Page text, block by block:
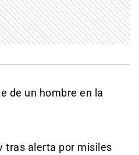
de un hombre en la
tras alerta por misiles